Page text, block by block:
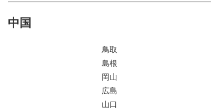
中国
鳥取
島根
岡山
広島
山口